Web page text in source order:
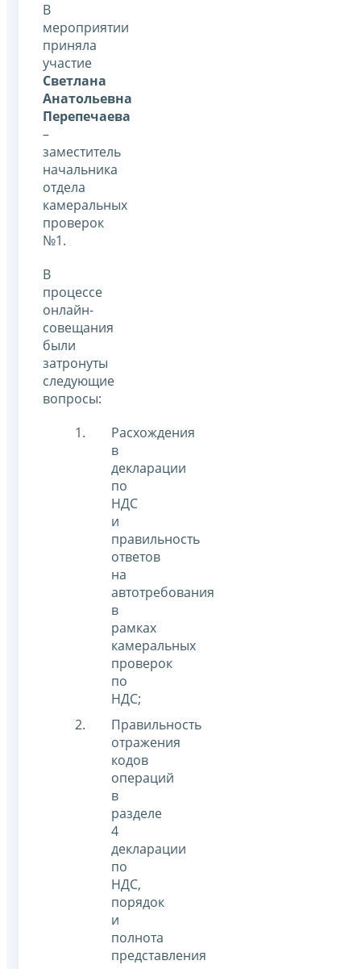
В
мероприятии
приняла
участие
Светлана
Анатольевна
Перепечаева
–
заместитель
начальника
отдела
камеральных
проверок
№1.
В
процессе
онлайн-
совещания
были
затронуты
следующие
вопросы:
Расхождения
в
декларации
по
НДС
и
правильность
ответов
на
автотребования
в
рамках
камеральных
проверок
по
НДС;
Правильность
отражения
кодов
операций
в
разделе
4
декларации
по
НДС,
порядок
и
полнота
представления